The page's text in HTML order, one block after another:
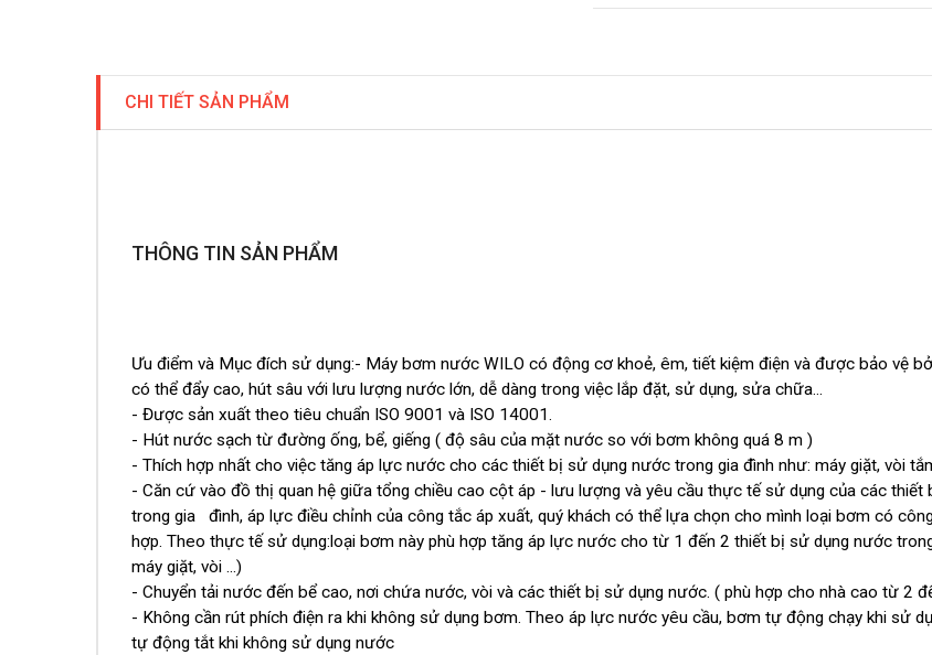
CHI TIẾT SẢN PHẨM
THÔNG TIN SẢN PHẨM
Ưu điểm và Mục đích sử dụng:- Máy bơm nước WILO có động cơ khoẻ, êm, tiết kiệm điện và được bảo vệ
có thể đẩy cao, hút sâu với lưu lượng nước lớn, dễ dàng trong việc lắp đặt, sử dụng, sửa chữa...
- Được sản xuất theo tiêu chuẩn ISO 9001 và ISO 14001.
- Hút nước sạch từ đường ống, bể, giếng ( độ sâu của mặt nước so với bơm không quá 8 m )
- Thích hợp nhất cho việc tăng áp lực nước cho các thiết bị sử dụng nước trong gia đình như: máy giặt, vòi
- Căn cứ vào đồ thị quan hệ giữa tổng chiều cao cột áp - lưu lượng và yêu cầu thực tế sử dụng của các thiết
trong gia đình, áp lực điều chỉnh của công tắc áp xuất, quý khách có thể lựa chọn cho mình loại bơm có
hợp. Theo thực tế sử dụng:loại bơm này phù hợp tăng áp lực nước cho từ 1 đến 2 thiết bị sử dụng nước
máy giặt, vòi ...)
- Chuyển tải nước đến bể cao, nơi chứa nước, vòi và các thiết bị sử dụng nước. ( phù hợp cho nhà cao từ 2
- Không cần rút phích điện ra khi không sử dụng bơm. Theo áp lực nước yêu cầu, bơm tự động chạy khi sử
tự động tắt khi không sử dụng nước